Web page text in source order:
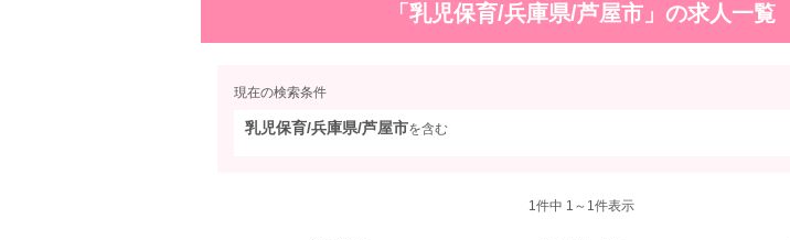
「乳児保育/兵庫県/芦屋市」の求人一覧
現在の検索条件
乳児保育/兵庫県/芦屋市を含む
1件中 1～1件表示